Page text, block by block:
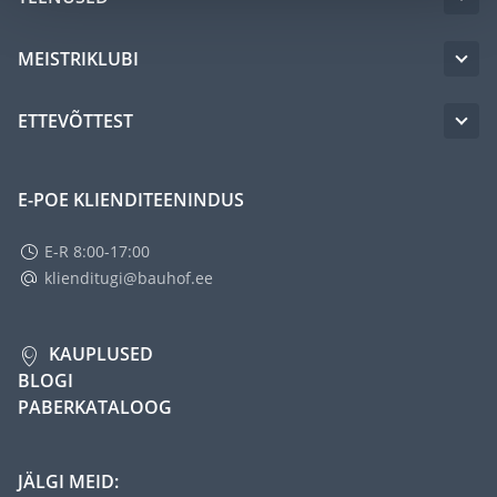
MEISTRIKLUBI
ETTEVÕTTEST
E-POE KLIENDITEENINDUS
E-R 8:00-17:00
klienditugi@bauhof.ee
KAUPLUSED
BLOGI
PABERKATALOOG
JÄLGI MEID: